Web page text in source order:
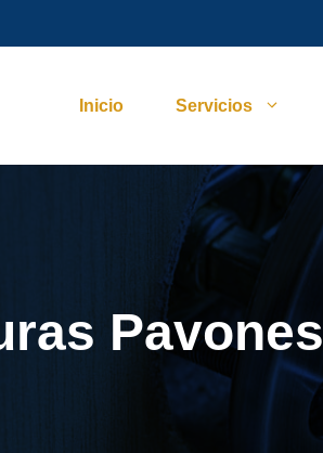
Inicio Servicios
Pavones